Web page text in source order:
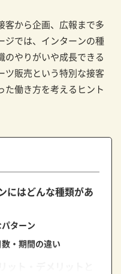
客から企画、広報まで多
ジでは、インターンの種
のやりがいや成長できる
ツ販売という特別な接客
た働き方を考えるヒント
にはどんな種類があ
ターン
・期間の違い